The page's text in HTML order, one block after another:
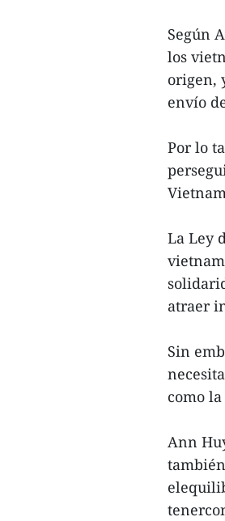
Según
los
origen,
envío
Por lo
La Ley
atraer
Sin
como
Ann